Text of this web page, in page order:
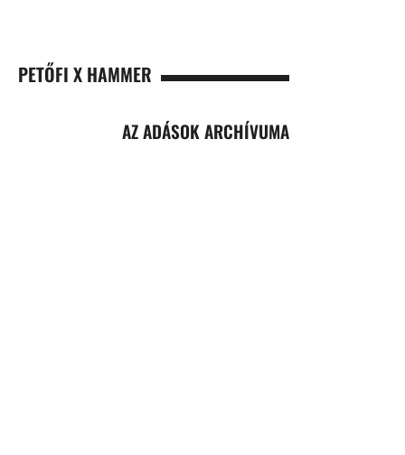
PETŐFI X HAMMER
AZ ADÁSOK ARCHÍVUMA